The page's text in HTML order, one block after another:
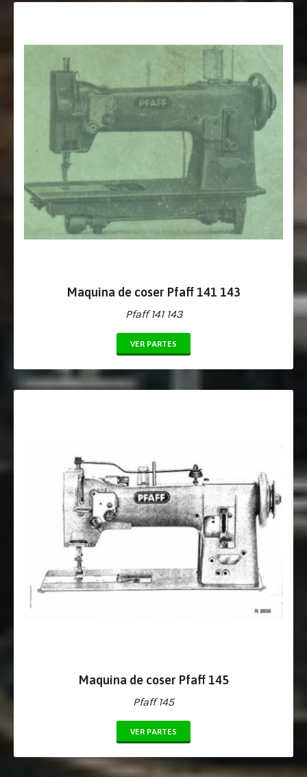
Maquina de coser Pfaff 141 143
Pfaff 141 143
VER PARTES
Maquina de coser Pfaff 145
Pfaff 145
VER PARTES